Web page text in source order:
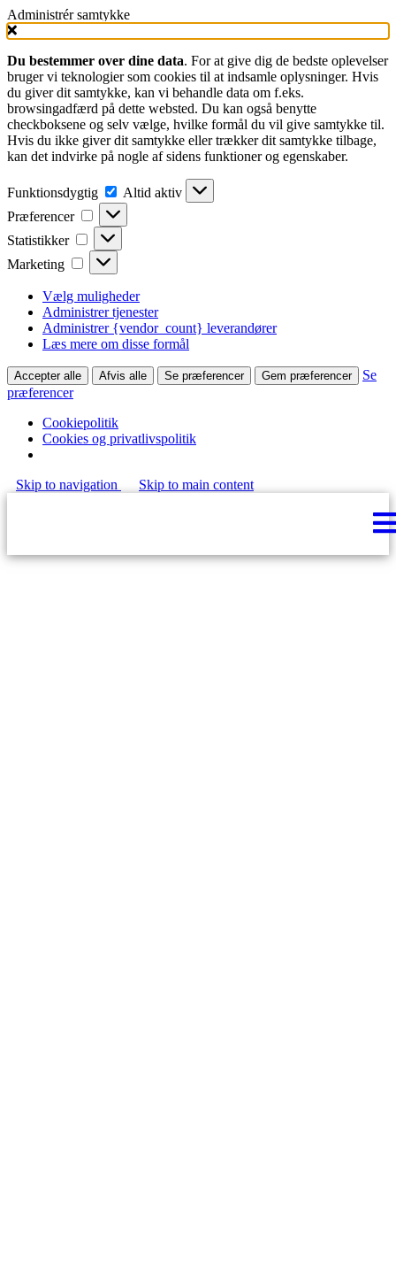
Administrér samtykke
Du bestemmer over dine data. For at give dig de bedste oplevelser
bruger vi teknologier som cookies til at indsamle oplysninger. Hvis
du giver dit samtykke, kan vi behandle data om f.eks.
browsingadfærd på dette websted. Du kan også benytte
checkboksene og selv vælge, hvilke formål du vil give samtykke til.
Hvis du ikke giver dit samtykke eller trækker dit samtykke tilbage,
kan det indvirke på nogle af sidens funktioner og egenskaber.
Funktionsdygtig Funktionsdygtig
Altid aktiv
Præferencer
Præferencer
Statistikker Statistikker
Marketing Marketing
Vælg muligheder
Administrer tjenester
Administrer {vendor_count} leverandører
Læs mere om disse formål
Accepter alle Afvis alle Se præferencer Gem præferencer
Se
præferencer
Cookiepolitik
Cookies og privatlivspolitik
Skip to navigation Skip to main content